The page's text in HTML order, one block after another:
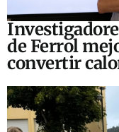
de Ferrol
convertir